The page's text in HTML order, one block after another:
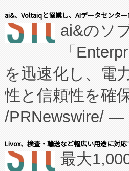
表しました。 同
manufacturing™
たNeXは、バ
従来のフェッド
に、患者やサプ
キー方式で拡張
す。FCCM‑を
患者にとっての
ai&、Voltaiqと協業し、AIデータセンタ
ai&のソ
「
を迅速化し、電
性と信頼性を確
/PRNewswire/ —
会社エーアイ・
President原信
Livox、検査・輸送など幅広い用途に対
最大